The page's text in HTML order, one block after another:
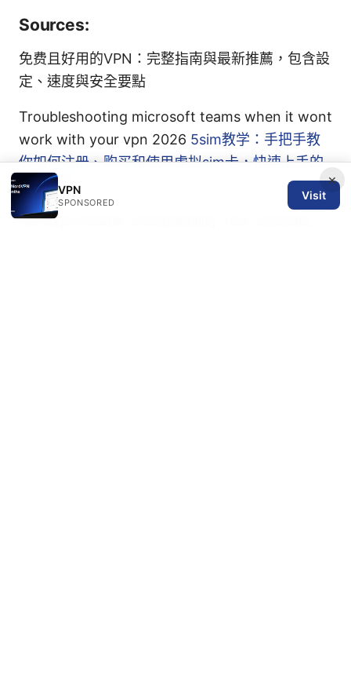
Sources:
免费且好用的VPN：完整指南與最新推薦，包含設
定、速度與安全要點
Troubleshooting microsoft teams when it wont
work with your vpn 2026 5sim教学：手把手教
你如何注册、购买和使用虚拟sim卡，快速上手的
完整指南
Nordvpn Router Compatibility Your Ultimate
×
VPN
SPONSORED
Visit